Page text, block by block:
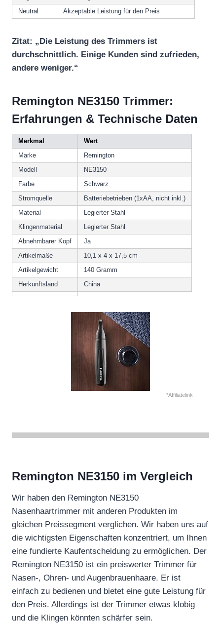
Neutral
Akzeptable Leistung für den Preis
Zitat: „Die Leistung des Trimmers ist
durchschnittlich. Einige Kunden sind zufrieden,
andere weniger.“
Remington NE3150 Trimmer:
Erfahrungen & Technische Daten
Merkmal
Wert
Marke
Remington
Modell
NE3150
Farbe
Schwarz
Stromquelle
Batteriebetrieben (1xAA, nicht inkl.)
Material
Legierter Stahl
Klingenmaterial
Legierter Stahl
Abnehmbarer Kopf
Ja
Artikelmaße
10,1 x 4 x 17,5 cm
Artikelgewicht
140 Gramm
Herkunftsland
China
*Affiliatelink
Remington NE3150 im Vergleich
Wir haben den Remington NE3150
Nasenhaartrimmer mit anderen Produkten im
gleichen Preissegment verglichen. Wir haben uns auf
die wichtigsten Eigenschaften konzentriert, um Ihnen
eine fundierte Kaufentscheidung zu ermöglichen. Der
Remington NE3150 ist ein preiswerter Trimmer für
Nasen-, Ohren- und Augenbrauenhaare. Er ist
einfach zu bedienen und bietet eine gute Leistung für
den Preis. Allerdings ist der Trimmer etwas klobig
und die Klingen könnten schärfer sein.